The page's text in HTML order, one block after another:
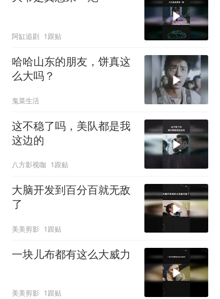
阿缸追剧 1跟贴
哈哈山东的朋友，饼真这
么大吗？
鬼菜生活
这不稳了吗，美队都是我
这边的
八方影视咖 1跟贴
大脑开发到百分百就无敌
了
美美剪影 1跟贴
一块儿布都有这么大威力
美美剪影 1跟贴